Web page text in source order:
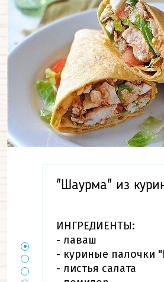
ИНГРЕДИЕНТЫ:
- лаваш
- куриные палочки
- листья салата